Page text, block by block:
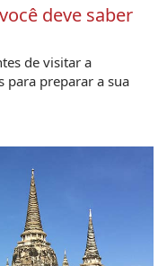
deve saber
de visitar a